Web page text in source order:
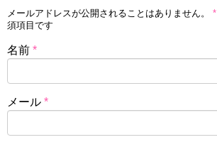
メールアドレスが公開されることはありません。 *
須項目です
名前 *
メール *